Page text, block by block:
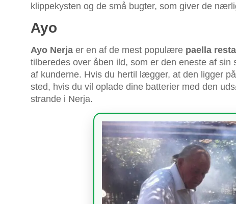
klippekysten og de små bugter, som giver de
Ayo
Ayo Nerja er en af de mest populære paella
tilberedes over åben ild, som er den eneste af
af kunderne. Hvis du hertil lægger, at den ligger
sted, hvis du vil oplade dine batterier med den
strande i Nerja.